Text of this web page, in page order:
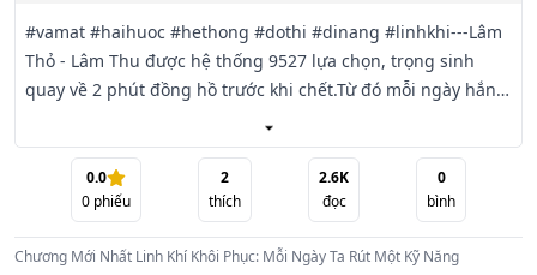
#vamat #haihuoc #hethong #dothi #dinang #linhkhi---Lâm
Thỏ - Lâm Thu được hệ thống 9527 lựa chọn, trọng sinh
quay về 2 phút đồng hồ trước khi chết.Từ đó mỗi ngày hắn
bản thân sẽ bước lên con đường đỉnh cao của nhân sinh, ai
người mớ kỹ năng hắn rút được không phải gieo hạt thiên
hạ cũng là bón phân, phối giống!!!CLM, cái hệ thống quỷ
quái gì vậy???Thấu thị đâu? Không gian đâu???Chúc bạn có
những giây phút vui vẻ khi đọc truyện Linh Khí Khôi Phục:
0.0
0 phiếu
2
thích
2.6K
đọc
0
bình
Chương Mới Nhất Linh Khí Khôi Phục: Mỗi Ngày Ta Rút Một Kỹ Năng